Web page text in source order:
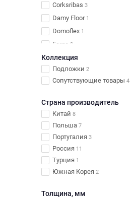
Corksribas 3
Damy Floor 1
Domoflex 1
Fargo 2
Home Expert
Profitex2
Refloor1
Steico
Steinholz2
VinyFlex1
Коллекция
Подложки 2
Сопутствующие товары 4
Страна производитель
Китай 8
Польша 7
Португалия 3
Россия 11
Турция 1
Южная Корея 2
Толщина, мм